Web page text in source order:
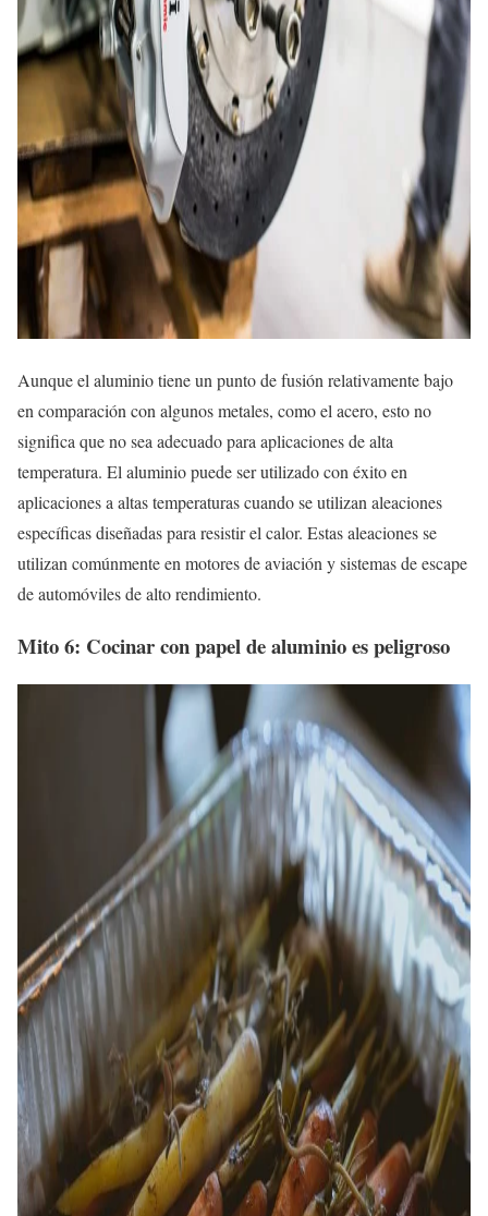
Aunque el aluminio tiene un punto de fusión relativamente bajo
en comparación con algunos metales, como el acero, esto no
significa que no sea adecuado para aplicaciones de alta
temperatura. El aluminio puede ser utilizado con éxito en
aplicaciones a altas temperaturas cuando se utilizan aleaciones
específicas diseñadas para resistir el calor. Estas aleaciones se
utilizan comúnmente en motores de aviación y sistemas de escape
de automóviles de alto rendimiento.
Mito 6: Cocinar con papel de aluminio es peligroso